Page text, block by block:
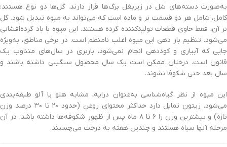
به‌صورت دسته‌های شل در زیربغل برگ‌ها قرار دارند. گل‌ها دو نوع هستند:
کامل، شامل هر دو قسمت نر و ماده است که می‌تواند به میوه‌ تبدیل شود. گل
نر آن، فقط حاوی قطعات تولیدکننده گرده هستند. این میوه با باد گرده‌افشانی
می‌شود. تنظیم بار دهی این میوه اغلب نامنظم است. در برخی مناطق، به‌ویژه
جایی که آبیاری و کوددهی انجام نمی‌شود، باربری در سال‌های متناوب یک
قانون است. درختان ممکن است یک سال محصول سنگینی داشته باشند و
سال بعد حتی شکوفا نشوند.
این میوه از نظر گیاه‌شناسی به‌عنوان دراپه، مشابه هلو یا آلو طبقه‌بندی
می‌شود. زیتون تمایل دارد حداکثر محتوای روغن (حدود ۲۰ تا ۳۰ درصد وزن
تازه) و بیشترین وزن را ۶ تا ۸ ماه پس از ظهور شکوفه‌ها داشته باشد. در آن
مرحله آنها سیاه هستند و چندین هفته به درخت می‌چسبند.